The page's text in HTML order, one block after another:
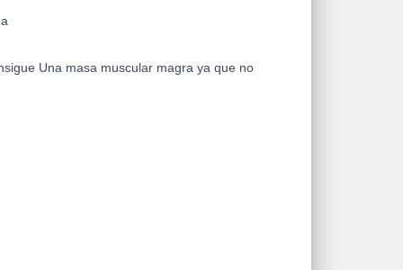
Una masa muscular magra ya que no